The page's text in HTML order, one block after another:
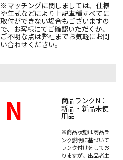
※マッチングに関しましては、仕様
や年式などにより上記車種すべてに
取付ができない場合もございますの
で、お客様にてご確認いただくか、
ご不明な点は弊社までお気軽にお問
い合わせください。
N
商品ランクN：
新品・新品未使
用品
※商品状態は商品ラ
ンク説明に基づいて
ランク付けをしてお
りますが、出品者主